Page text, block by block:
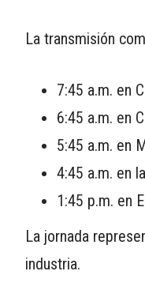
La transmisión
7:45 a.m. en
6:45 a.m. en
5:45 a.m. en
4:45 a.m. en
1:45 p.m. en
La jornada
industria.